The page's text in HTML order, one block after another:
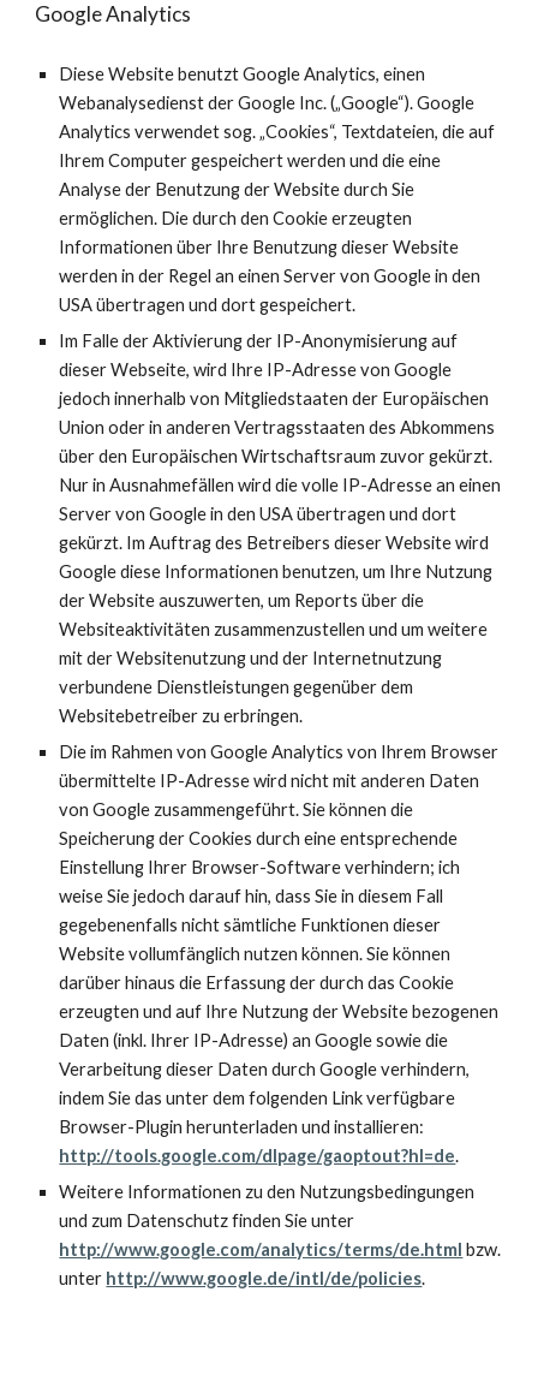
Google Analytics
Diese Website benutzt Google Analytics, einen
Webanalysedienst der Google Inc. („Google“). Google
Analytics verwendet sog. „Cookies“, Textdateien, die auf
Ihrem Computer gespeichert werden und die eine
Analyse der Benutzung der Website durch Sie
ermöglichen. Die durch den Cookie erzeugten
Informationen über Ihre Benutzung dieser Website
werden in der Regel an einen Server von Google in den
USA übertragen und dort gespeichert.
Im Falle der Aktivierung der IP-Anonymisierung auf
dieser Webseite, wird Ihre IP-Adresse von Google
jedoch innerhalb von Mitgliedstaaten der Europäischen
Union oder in anderen Vertragsstaaten des Abkommens
über den Europäischen Wirtschaftsraum zuvor gekürzt.
Nur in Ausnahmefällen wird die volle IP-Adresse an einen
Server von Google in den USA übertragen und dort
gekürzt. Im Auftrag des Betreibers dieser Website wird
Google diese Informationen benutzen, um Ihre Nutzung
der Website auszuwerten, um Reports über die
Websiteaktivitäten zusammenzustellen und um weitere
mit der Websitenutzung und der Internetnutzung
verbundene Dienstleistungen gegenüber dem
Websitebetreiber zu erbringen.
Die im Rahmen von Google Analytics von Ihrem Browser
übermittelte IP-Adresse wird nicht mit anderen Daten
von Google zusammengeführt. Sie können die
Speicherung der Cookies durch eine entsprechende
Einstellung Ihrer Browser-Software verhindern; ich
weise Sie jedoch darauf hin, dass Sie in diesem Fall
gegebenenfalls nicht sämtliche Funktionen dieser
Website vollumfänglich nutzen können. Sie können
darüber hinaus die Erfassung der durch das Cookie
erzeugten und auf Ihre Nutzung der Website bezogenen
Daten (inkl. Ihrer IP-Adresse) an Google sowie die
Verarbeitung dieser Daten durch Google verhindern,
indem Sie das unter dem folgenden Link verfügbare
Browser-Plugin herunterladen und installieren:
http://tools.google.com/dlpage/gaoptout?hl=de.
Weitere Informationen zu den Nutzungsbedingungen
und zum Datenschutz finden Sie unter
http://www.google.com/analytics/terms/de.html bzw.
unter http://www.google.de/intl/de/policies.